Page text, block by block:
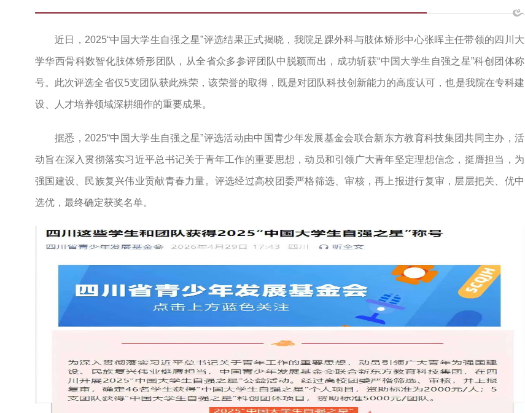
近日，2025“中国大学生自强之星”评选结果正式揭晓，我院足踝外科与肢体矫形中心张晖主任带领的四川大
学华西骨科数智化肢体矫形团队，从全省众多参评团队中脱颖而出，成功斩获“中国大学生自强之星”科创团体称
号。此次评选全省仅5支团队获此殊荣，该荣誉的取得，既是对团队科技创新能力的高度认可，也是我院在专科建
设、人才培养领域深耕细作的重要成果。
据悉，2025“中国大学生自强之星”评选活动由中国青少年发展基金会联合新东方教育科技集团共同主办，活
动旨在深入贯彻落实习近平总书记关于青年工作的重要思想，动员和引领广大青年坚定理想信念，挺膺担当，为
强国建设、民族复兴伟业贡献青春力量。评选经过高校团委严格筛选、审核，再上报进行复审，层层把关、优中
选优，最终确定获奖名单。